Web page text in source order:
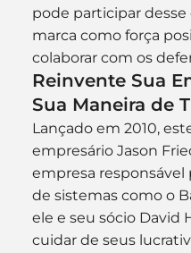
pode participar desse
marca como força
colaborar com os
Reinvente Sua
Sua Maneira de
Lançado em 2010,
empresário Jason
empresa
de sistemas como o
ele e seu sócio David
cuidar de seus